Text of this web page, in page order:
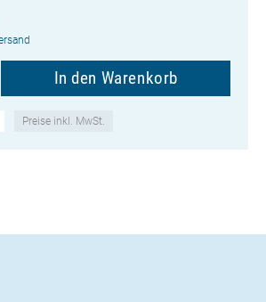
Preise inkl. MwSt.